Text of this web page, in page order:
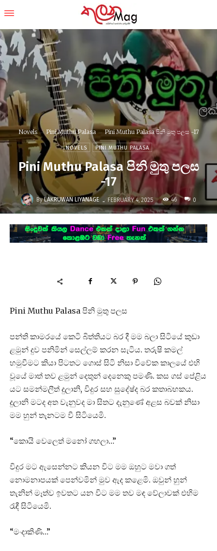
Novels Pini Muthu Palasa Pini Muthu Palasa පිනි මුතු පලස -17
NOVELS PINI MUTHU PALASA
Pini Muthu Palasa පිනි මුතු පලස
-17
By LAKRUWAN LIYANAGE - FEBRUARY 4, 2025 46 0
Pini Muthu Palasa පිනි මුතු පලස
පන්ති කාමරයේ කෙටි බිත්තියට බර දී මම බලා සිටියේ කුඩා
ළමුන් දුව පනිමින් සෙල්ලම් කරන සැටිය. තරුෂි කමල්
හමුවීමට කියා පිටතට ගොස් සිටි නිසා විවේක කාලයේ එහි
වූයේ මාත් තව ළමුන් දෙතුන් දෙනෙකු පමණි. කස ගස් පේළිය
යට සමන්මලීත් දුලානි, විදුර සහ සුදේෂ්ද බර කතාබහකය.
දුලානි මටද අත වැනුවද මා සිතට දැනුණේ අළස බවක් නිසා
මම හුන් තැනටම වී සිටියෙමි.
“කොයි වෙලෙත් මනෝ ගහලා…”
විදුර මට ඇසෙන්නට කියන විට මම ඔහුට මවා ගත්
නොමනාපයක් පෙන්වමින් මුව ඇද කළෙමි. ඔවුන් හුන්
තැනින් මෑත්ව ඉවතට යන විට මම තව මඳ වේලාවක් එහිම
රැඳී සිටියෙමි.
“මංදාකිණි…”